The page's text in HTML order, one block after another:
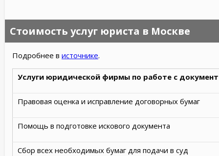
Стоимость услуг юриста в Москве
Подробнее в источнике.
Услуги юридической фирмы по работе с
Правовая оценка и исправление договорных бумаг
Помощь в подготовке искового документа
Сбор всех необходимых бумаг для подачи в суд